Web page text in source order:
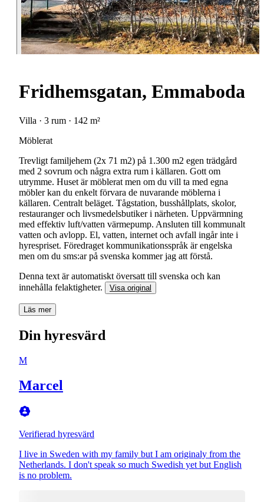
Fridhemsgatan, Emmaboda
Villa · 3 rum · 142 m²
Möblerat
Trevligt familjehem (2x 71 m2) på 1.300 m2 egen trädgård
med 2 sovrum och några extra rum i källaren. Gott om
utrymme. Huset är möblerat men om du vill ta med egna
möbler kan du enkelt förvara de nuvarande möblerna i
källaren. Centralt beläget. Tågstation, busshållplats, skolor,
restauranger och livsmedelsbutiker i närheten. Uppvärmning
med effektiv luft/vatten värmepump. Ansluten till kommunalt
vatten och avlopp. El, vatten, internet och avfall ingår inte i
hyrespriset. Föredraget kommunikationsspråk är engelska
men om du sms:ar på svenska kommer jag att förstå.
Denna text är automatiskt översatt till svenska och kan
innehålla felaktigheter.
Visa original
Läs mer
Din hyresvärd
M
Marcel
Verifierad hyresvärd
I live in Sweden with my family but I am originaly from the
Netherlands. I don't speak so much Swedish yet but English
is no problem.